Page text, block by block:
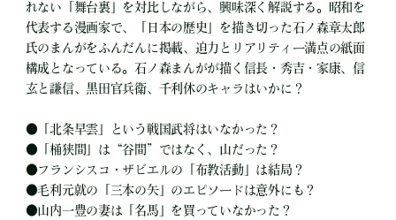
れない「舞台裏」を対比しながら、興味深く解説する。昭和を
代表する漫画家で、「日本の歴史」を描き切った石ノ森章太郎
氏のまんがをふんだんに掲載、迫力とリアリティー満点の紙面
構成となっている。石ノ森まんがが描く信長・秀吉・家康、信
玄と謙信、黒田官兵衛、千利休のキャラはいかに？
● 「北条早雲」という戦国武将はいなかった？
● 「桶狭間」は“谷間”ではなく、山だった？
●フランシスコ・ザビエルの「布教活動」は結局？
●毛利元就の「三本の矢」のエピソードは意外にも？
●山内一豊の妻は「名馬」を買っていなかった？